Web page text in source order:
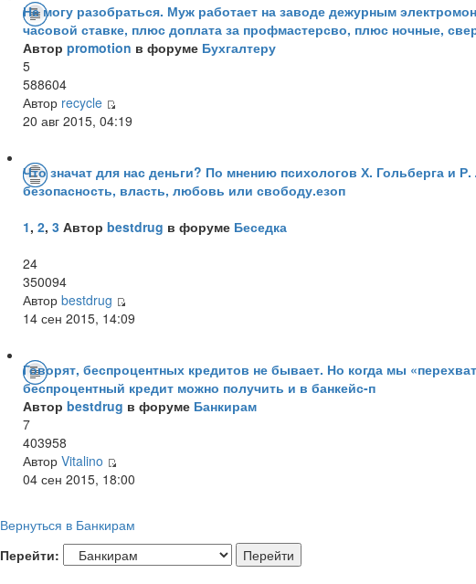
Не могу разобраться. Муж работает на заводе дежурным
часовой ставке, плюс доплата за профмастерсво, плюс ночные,
Автор promotion в форуме Бухгалтеру
5
588604
Автор recycle
20 авг 2015, 04:19
Что значат для нас деньги? По мнению психологов Х. Гольберга и
безопасность, власть, любовь или свободу.езоп
1, 2, 3 Автор bestdrug в форуме Беседка
24
350094
Автор bestdrug
14 сен 2015, 14:09
Говорят, беспроцентных кредитов не бывает. Но когда мы
беспроцентный кредит можно получить и в банкейс-п
Автор bestdrug в форуме Банкирам
7
403958
Автор Vitalino
04 сен 2015, 18:00
Вернуться в Банкирам
Перейти: